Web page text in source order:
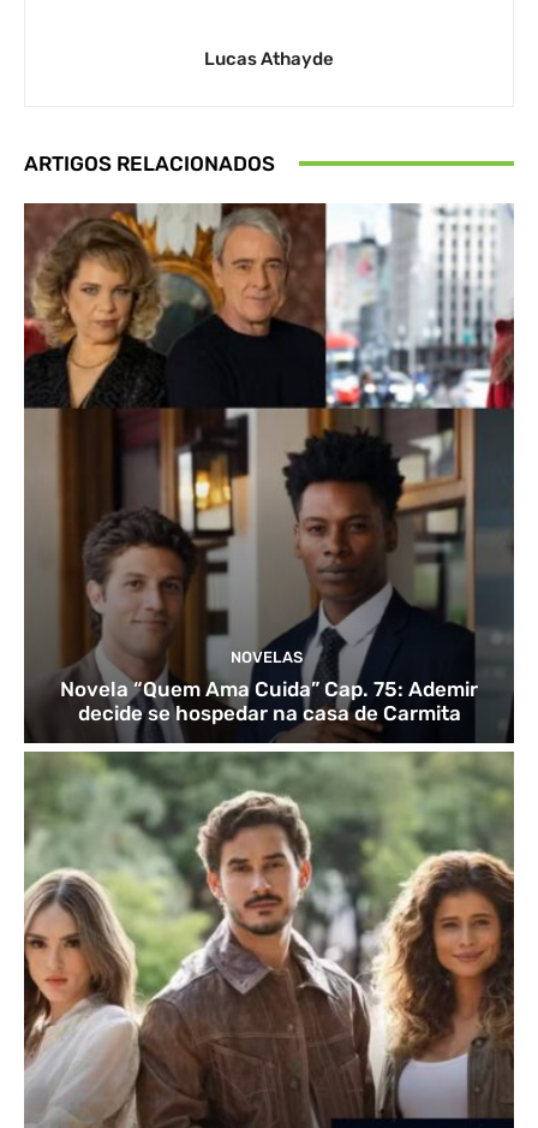
Lucas Athayde
ARTIGOS RELACIONADOS
NOVELAS
Novela “Quem Ama Cuida” Cap. 75: Ademir
decide se hospedar na casa de Carmita